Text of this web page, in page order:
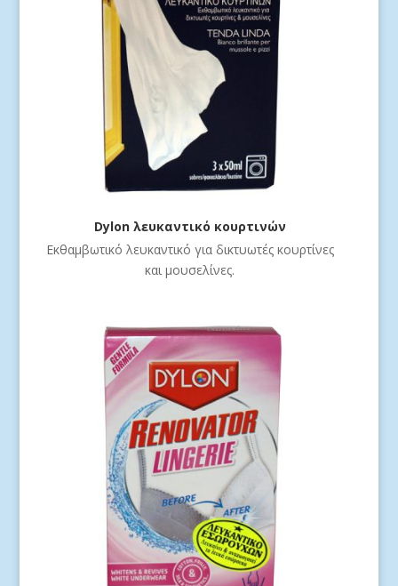
Dylon λευκαντικό κουρτινών
Εκθαμβωτικό λευκαντικό για δικτυωτές κουρτίνες
και μουσελίνες.